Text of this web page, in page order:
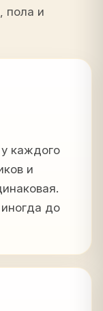
пола и
каждого
и
до